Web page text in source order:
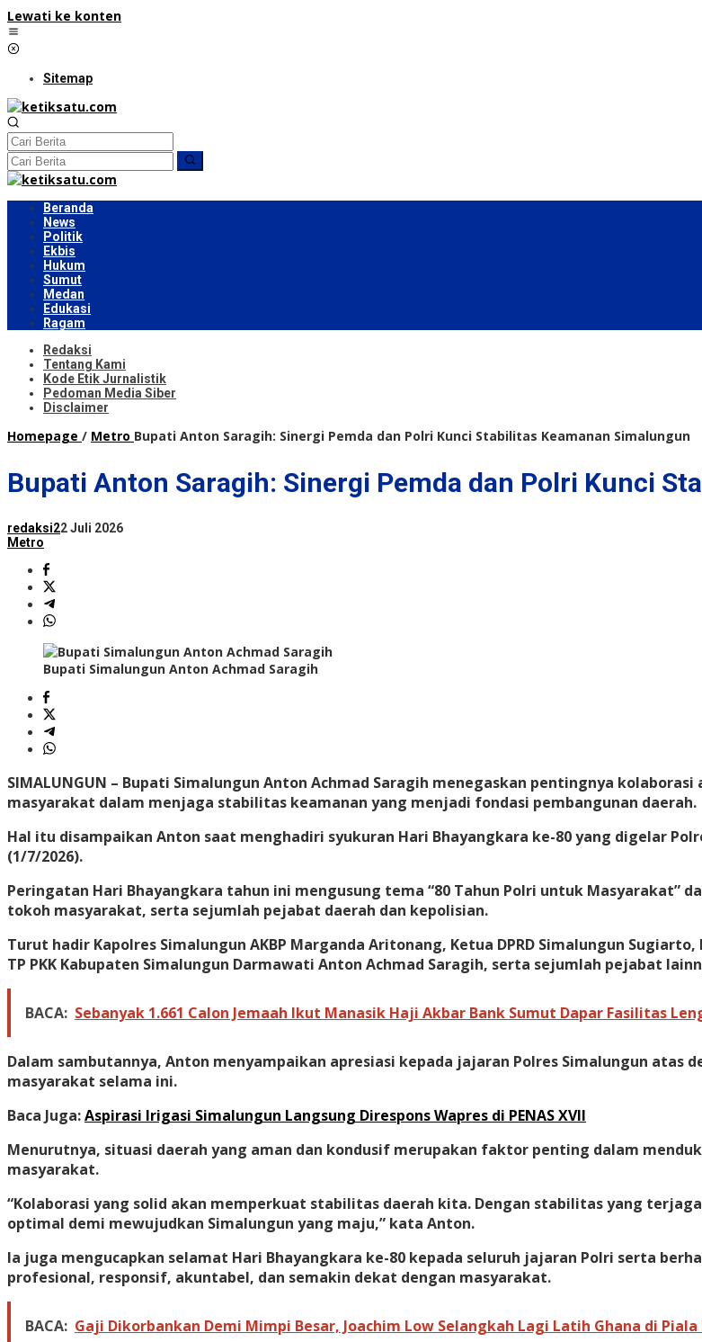
Lewati ke konten
Sitemap
Beranda
News
Politik
Ekbis
Hukum
Sumut
Medan
Edukasi
Ragam
Redaksi
Tentang Kami
Kode Etik Jurnalistik
Pedoman Media Siber
Disclaimer
Homepage / Metro Bupati Anton Saragih: Sinergi Pemda dan Polri Kunci Stabilitas Keamanan Simalungun
Bupati Anton Saragih: Sinergi Pemda dan Polri Kunci
redaksi22 Juli 2026
Metro
Bupati Simalungun Anton Achmad Saragih
SIMALUNGUN – Bupati Simalungun Anton Achmad Saragih menegaskan pentingnya
masyarakat dalam menjaga stabilitas keamanan yang menjadi fondasi pembangunan daerah.
Hal itu disampaikan Anton saat menghadiri syukuran Hari Bhayangkara ke-80 yang digelar
(1/7/2026).
Peringatan Hari Bhayangkara tahun ini mengusung tema “80 Tahun Polri untuk Masyarakat”
tokoh masyarakat, serta sejumlah pejabat daerah dan kepolisian.
Turut hadir Kapolres Simalungun AKBP Marganda Aritonang, Ketua DPRD Simalungun
TP PKK Kabupaten Simalungun Darmawati Anton Achmad Saragih, serta sejumlah pejabat
BACA: Sebanyak 1.661 Calon Jemaah Ikut Manasik Haji Akbar Bank Sumut Dapar Fasilitas
Dalam sambutannya, Anton menyampaikan apresiasi kepada jajaran Polres Simalungun
masyarakat selama ini.
Baca Juga:Aspirasi Irigasi Simalungun Langsung Direspons Wapres di PENAS XVII
Menurutnya, situasi daerah yang aman dan kondusif merupakan faktor penting dalam
masyarakat.
“Kolaborasi yang solid akan memperkuat stabilitas daerah kita. Dengan stabilitas yang
optimal demi mewujudkan Simalungun yang maju,” kata Anton.
Ia juga mengucapkan selamat Hari Bhayangkara ke-80 kepada seluruh jajaran Polri serta
profesional, responsif, akuntabel, dan semakin dekat dengan masyarakat.
BACA: Gaji Dikorbankan Demi Mimpi Besar, Joachim Low Selangkah Lagi Latih Ghana di Piala